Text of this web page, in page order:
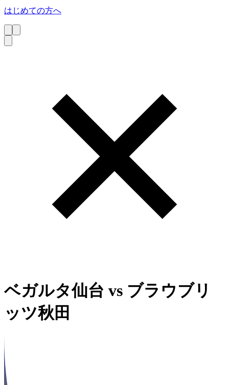
はじめての方へ
ベガルタ仙台 vs ブラウブリ
ッツ秋田